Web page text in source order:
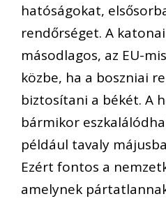
hatóságokat,
rendőrséget. A
másodlagos, az EU-
közbe, ha a boszniai
biztosítani a békét. A
bármikor
például tavaly
Ezért fontos a
amelynek